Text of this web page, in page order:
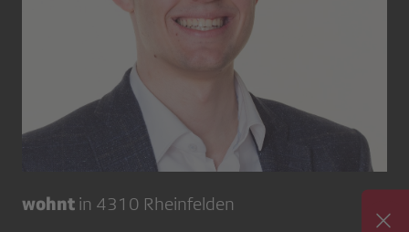
wohnt in 4310 Rheinfelden